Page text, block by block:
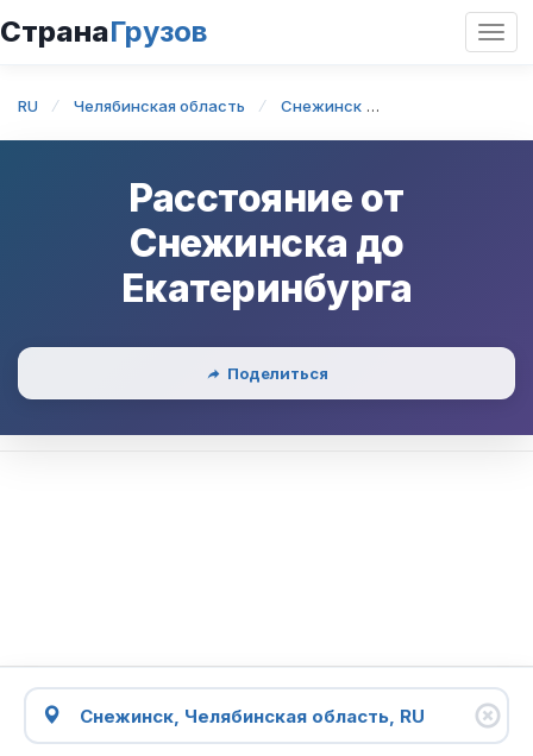
СтранаГрузов
RU Челябинская область Снежинск
Расстояние от
Снежинска до
Екатеринбурга
Поделиться